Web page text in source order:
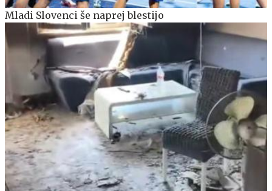
Mladi Slovenci še naprej blestijo